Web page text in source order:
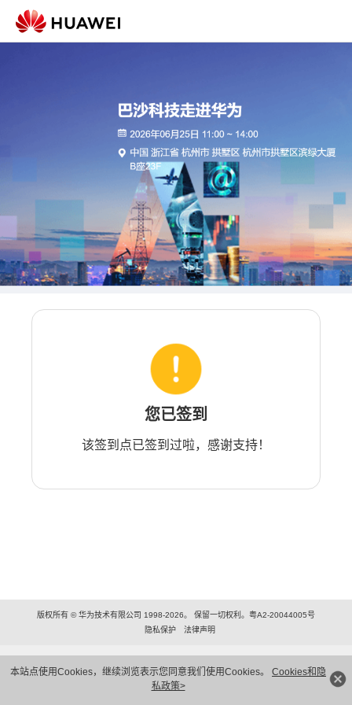
本站点使用Cookies，继续浏览表示您同意我们使用Cookies。 Cookies和隐
私政策>
您已签到
该签到点已签到过啦，感谢支持！
版权所有 © 华为技术有限公司 1998-2026。 保留一切权利。粤A2-20044005号
隐私保护
法律声明